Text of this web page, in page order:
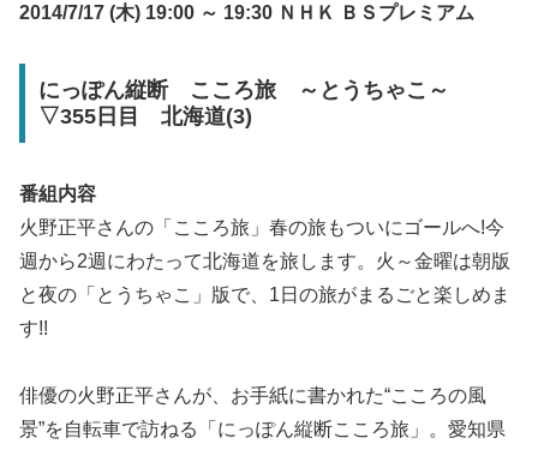
2014/7/17 (木) 19:00 ～ 19:30 ＮＨＫ ＢＳプレミアム
にっぽん縦断 こころ旅 ～とうちゃこ～
▽355日目 北海道(3)
番組内容
火野正平さんの「こころ旅」春の旅もついにゴールへ!今
週から2週にわたって北海道を旅します。火～金曜は朝版
と夜の「とうちゃこ」版で、1日の旅がまるごと楽しめま
す!!
俳優の火野正平さんが、お手紙に書かれた“こころの風
景”を自転車で訪ねる「にっぽん縦断こころ旅」。愛知県